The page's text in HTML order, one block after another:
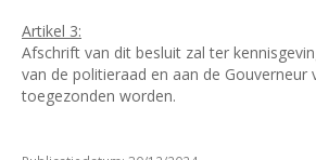
Artikel 3:
Afschrift van dit besluit zal ter
van de politieraad en aan de Gouverneur
toegezonden worden.